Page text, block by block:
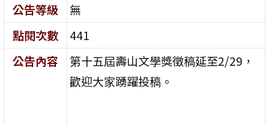
公告等級
無
點閱次數
441
公告內容
第十五屆壽山文學獎徵稿延至2/29，
歡迎大家踴躍投稿。